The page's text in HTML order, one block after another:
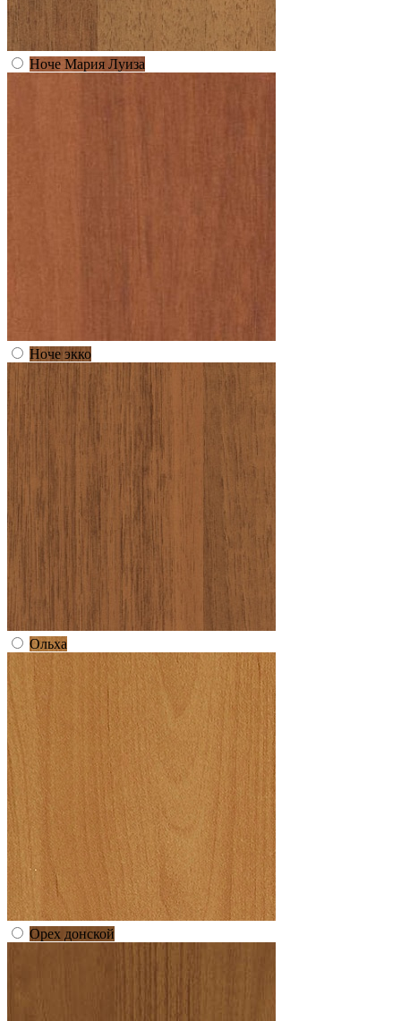
Ноче Мария Луиза
Ноче экко
Ольха
Орех донской